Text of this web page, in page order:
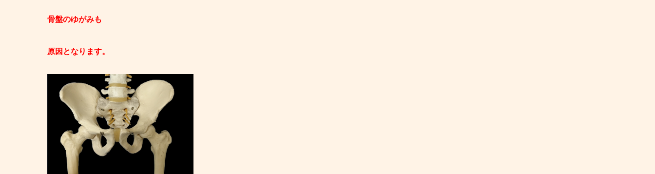
骨盤のゆがみも
原因となります。